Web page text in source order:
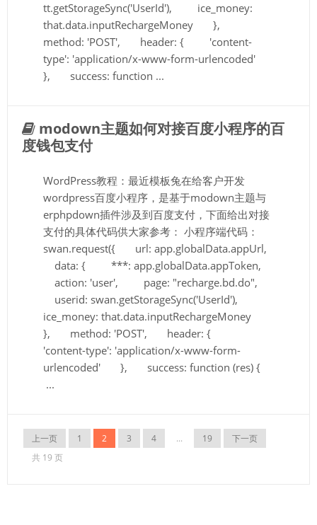
tt.getStorageSync('UserId'), ice_money:
that.data.inputRechargeMoney },
method: 'POST', header: { 'content-
type': 'application/x-www-form-urlencoded'
}, success: function ...
modown主题如何对接百度小程序的百
度钱包支付
WordPress教程：最近模板兔在给客户开发
wordpress百度小程序，是基于modown主题与
erphpdown插件涉及到百度支付，下面给出对接
支付的具体代码供大家参考： 小程序端代码：
swan.request({ url: app.globalData.appUrl,
data: { ***: app.globalData.appToken,
action: 'user', page: "recharge.bd.do",
userid: swan.getStorageSync('UserId'),
ice_money: that.data.inputRechargeMoney
}, method: 'POST', header: {
'content-type': 'application/x-www-form-
urlencoded' }, success: function (res) {
...
上一页 1 2 3 4 ... 19
下一页
共 19 页